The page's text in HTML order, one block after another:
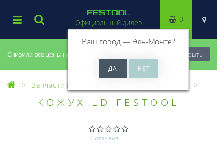
Снизили все цены на 20%, успей купить! Закрыть
Официальный дилер
Ваш город —Эль-Монте?
0
Запчасти Festool
КОЖУХ LD FESTOOL
0 отзывов